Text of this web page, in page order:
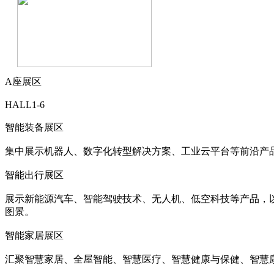
A座展区
HALL1-6
智能装备展区
集中展示机器人、数字化转型解决方案、工业云平台等前沿
智能出行展区
展示新能源汽车、智能驾驶技术、无人机、低空科技等产品
图景。
智能家居展区
汇聚智慧家居、全屋智能、智慧医疗、智慧健康与保健、智慧